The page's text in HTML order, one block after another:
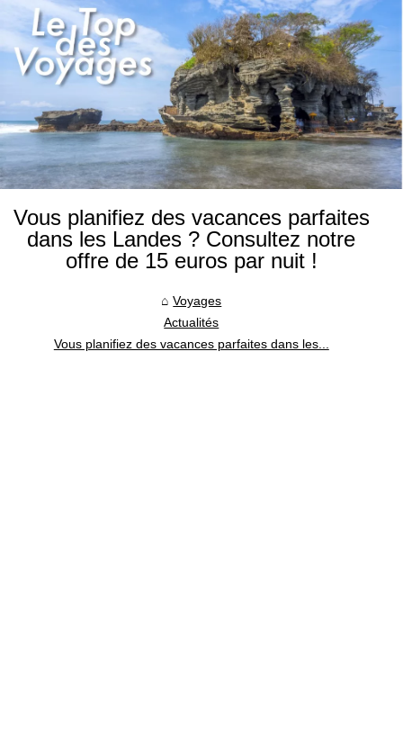
Vous planifiez des vacances parfaites
dans les Landes ? Consultez notre
offre de 15 euros par nuit !
Voyages
Actualités
Vous planifiez des vacances parfaites dans les...